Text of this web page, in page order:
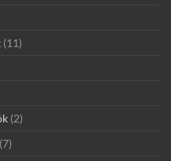
(11)
(2)
(7)